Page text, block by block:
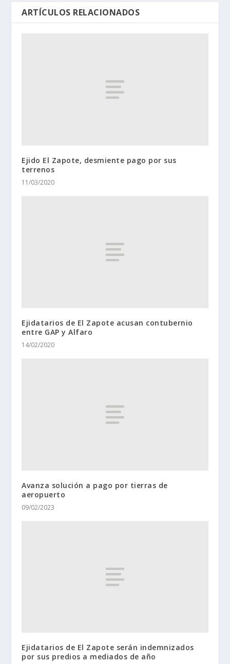
ARTÍCULOS RELACIONADOS
Ejido El Zapote, desmiente pago por sus
terrenos
11/03/2020
Ejidatarios de El Zapote acusan contubernio
entre GAP y Alfaro
14/02/2020
Avanza solución a pago por tierras de
aeropuerto
09/02/2023
Ejidatarios de El Zapote serán indemnizados
por sus predios a mediados de año